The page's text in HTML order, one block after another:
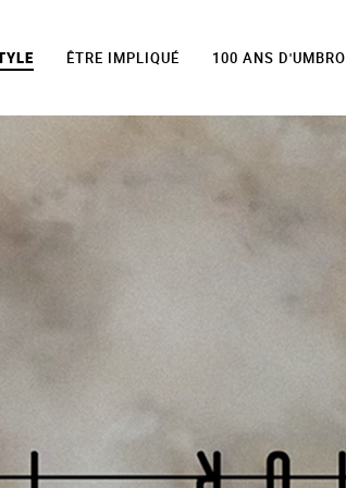
ÊTRE IMPLIQUÉ 100 ANS D'UMBRO